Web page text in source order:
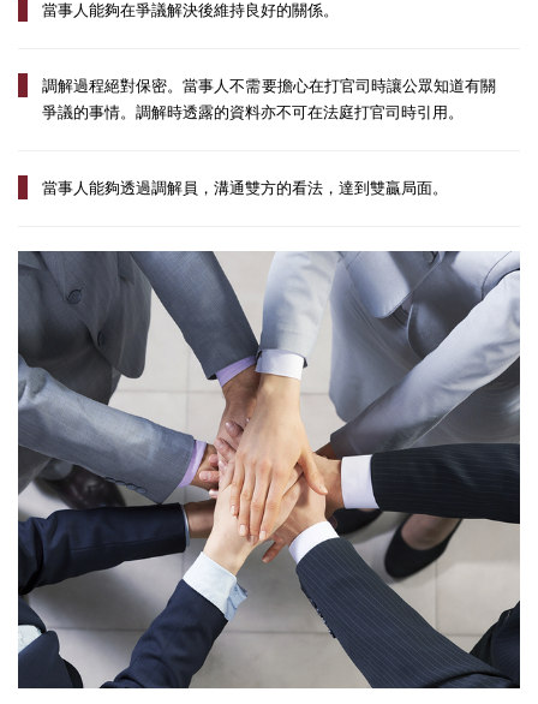
當事人能夠在爭議解決後維持良好的關係。
調解過程絕對保密。當事人不需要擔心在打官司時讓公眾知道有關
爭議的事情。調解時透露的資料亦不可在法庭打官司時引用。
當事人能夠透過調解員，溝通雙方的看法，達到雙贏局面。